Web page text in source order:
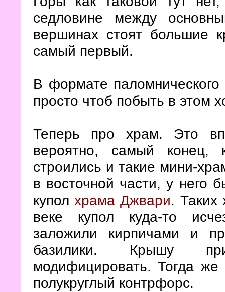
седловине между
вершинах стоят большие
самый первый.
В формате
просто чтоб побыть в этом
Теперь про храм. Это
вероятно, самый конец,
строились и такие мини-
в восточной части, у него
куполхрама Джвари. Таких
веке купол куда-то
заложили кирпичами и
базилики. Крышу
модифицировать. Тогда
полукруглый контрфорс.